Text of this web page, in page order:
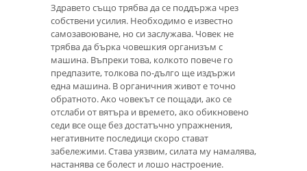
Здравето също трябва да се поддържа чрез
собствени усилия. Необходимо е известно
самозавоюване, но си заслужава. Човек не
трябва да бърка човешкия организъм с
машина. Въпреки това, колкото повече го
предпазите, толкова по-дълго ще издържи
една машина. В органичния живот е точно
обратното. Ако човекът се пощади, ако се
отслаби от вятъра и времето, ако обикновено
седи все още без достатъчно упражнения,
негативните последици скоро стават
забележими. Става уязвим, силата му намалява,
настанява се болест и лошо настроение.